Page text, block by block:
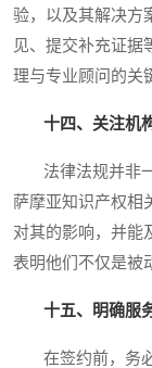
验，以及其解决方
见、提交补充证据
理与专业顾问的关
十四、关注机
法律法规并非一
萨摩亚知识产权相
对其的影响，并能
表明他们不仅是被
十五、明确服
在签约前，务必